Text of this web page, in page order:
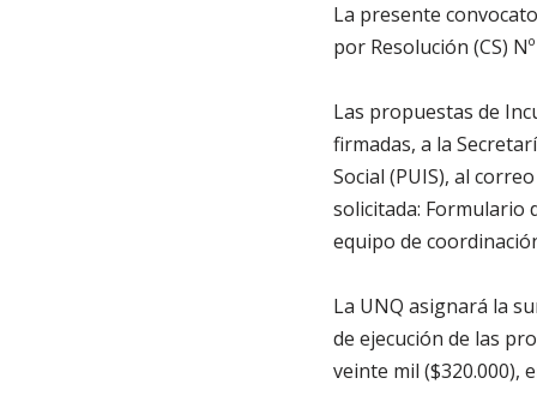
La presente
por Resolución (CS)
Las propuestas de
firmadas, a la
Social (PUIS), al
solicitada: Formulario
equipo de
La UNQ asignará la
de ejecución de las
veinte mil ($320.000),